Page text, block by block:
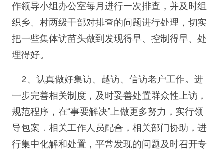
作领导小组办公室每月进行一次排查，并及时组
织乡、村两级干部对排查的问题进行处理，切实
把一些集体访苗头做到发现得早、控制得早、处
理得好。
2、认真做好集访、越访、信访老户工作。进
一步完善相关制度，及时妥善处置群众性上访，
规范程序，在“事要解决”上做更多努力，实行领
导包案，相关工作人员配合，相关部门协助，进
行集中化解和处置，平常发现的问题及时召开专